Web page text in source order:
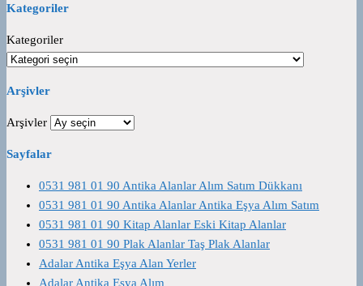
Kategoriler
Kategoriler
Arşivler
Arşivler
Sayfalar
0531 981 01 90 Antika Alanlar Alım Satım Dükkanı
0531 981 01 90 Antika Alanlar Antika Eşya Alım Satım
0531 981 01 90 Kitap Alanlar Eski Kitap Alanlar
0531 981 01 90 Plak Alanlar Taş Plak Alanlar
Adalar Antika Eşya Alan Yerler
Adalar Antika Eşya Alım